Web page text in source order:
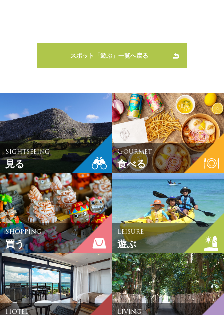
スポット「遊ぶ」一覧へ戻る
Sightseeing
見る
Gourmet
食べる
Shopping
買う
Leisure
遊ぶ
Hotel Living